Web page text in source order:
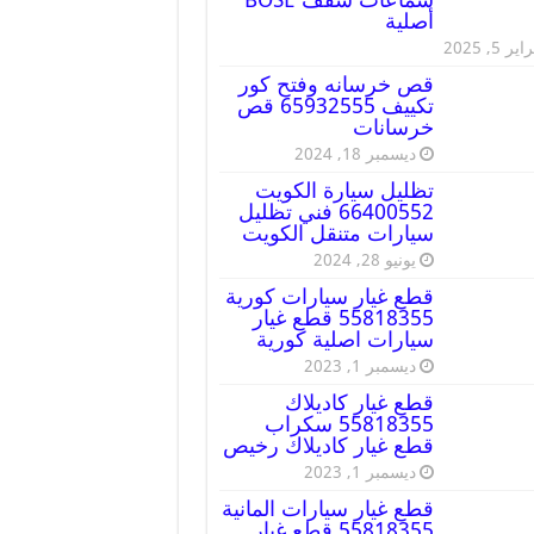
أصلية
5, 2025
قص خرسانه وفتح كور
تكييف 65932555 قص
خرسانات
ديسمبر 18, 2024
تظليل سيارة الكويت
66400552 فني تظليل
سيارات متنقل الكويت
يونيو 28, 2024
قطع غيار سيارات كورية
55818355 قطع غيار
سيارات اصلية كورية
ديسمبر 1, 2023
قطع غيار كاديلاك
55818355 سكراب
قطع غيار كاديلاك رخيص
ديسمبر 1, 2023
قطع غيار سيارات المانية